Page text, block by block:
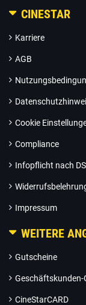
CINESTAR
Karriere
AGB
Cookie
Compliance
Infopflicht nach
Impressum
WEITERE
Gutscheine
Geschäftskunden-
CineStarCARD